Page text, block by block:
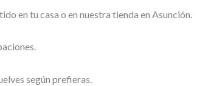
en tu casa o en nuestra tienda en Asunción.
según prefieras.